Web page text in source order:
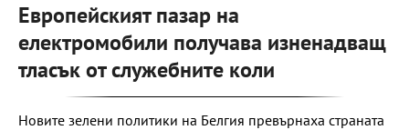
Европейският пазар на
електромобили получава изненадващ
тласък от служебните коли
Новите зелени политики на Белгия превърнаха страната